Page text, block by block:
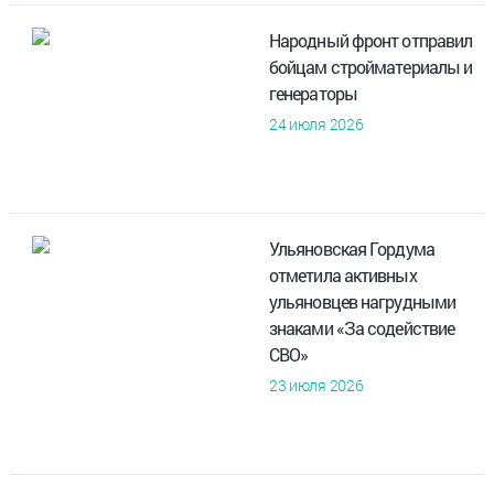
Народный фронт отправил
бойцам стройматериалы и
генераторы
24 июля 2026
Ульяновская Гордума
отметила активных
ульяновцев нагрудными
знаками «За содействие
СВО»
23 июля 2026